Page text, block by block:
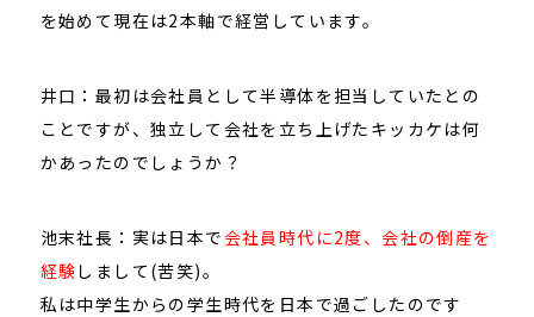
を始めて現在は2本軸で経営しています。
井口：最初は会社員として半導体を担当していたとの
ことですが、独立して会社を立ち上げたキッカケは何
かあったのでしょうか？
池末社長：実は日本で会社員時代に2度、会社の倒産を
経験 しまして(苦笑)。
私は中学生からの学生時代を日本で過ごしたのです